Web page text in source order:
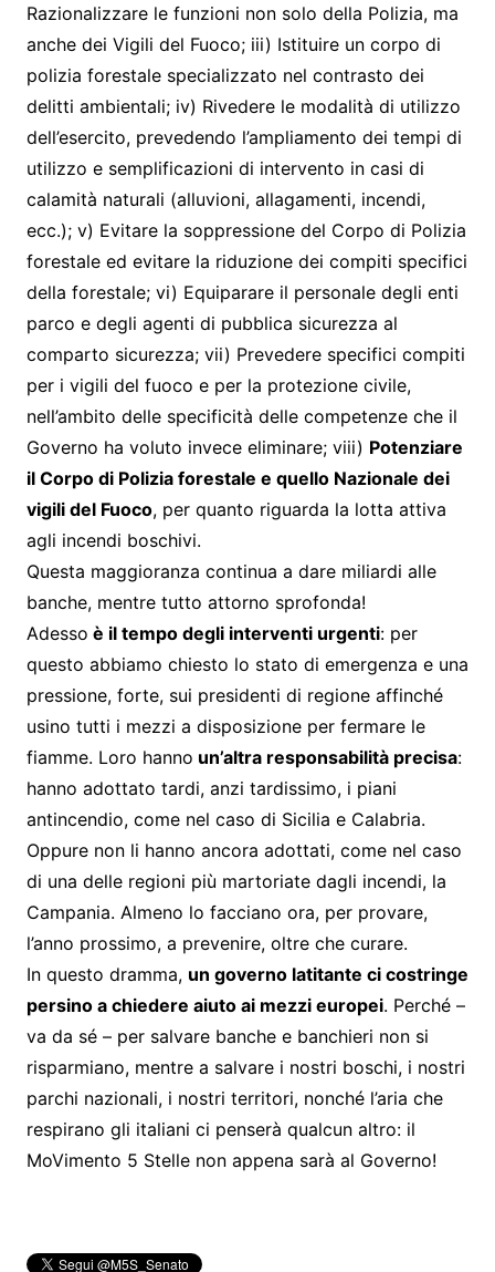
Razionalizzare le funzioni non solo della Polizia, ma
anche dei Vigili del Fuoco; iii) Istituire un corpo di
polizia forestale specializzato nel contrasto dei
delitti ambientali; iv) Rivedere le modalità di utilizzo
dell’esercito, prevedendo l’ampliamento dei tempi di
utilizzo e semplificazioni di intervento in casi di
calamità naturali (alluvioni, allagamenti, incendi,
ecc.); v) Evitare la soppressione del Corpo di Polizia
forestale ed evitare la riduzione dei compiti specifici
della forestale; vi) Equiparare il personale degli enti
parco e degli agenti di pubblica sicurezza al
comparto sicurezza; vii) Prevedere specifici compiti
per i vigili del fuoco e per la protezione civile,
nell’ambito delle specificità delle competenze che il
Governo ha voluto invece eliminare; viii) Potenziare
il Corpo di Polizia forestale e quello Nazionale dei
vigili del Fuoco, per quanto riguarda la lotta attiva
agli incendi boschivi.
Questa maggioranza continua a dare miliardi alle
banche, mentre tutto attorno sprofonda!
Adesso è il tempo degli interventi urgenti: per
questo abbiamo chiesto lo stato di emergenza e una
pressione, forte, sui presidenti di regione affinché
usino tutti i mezzi a disposizione per fermare le
fiamme. Loro hanno un’altra responsabilità precisa:
hanno adottato tardi, anzi tardissimo, i piani
antincendio, come nel caso di Sicilia e Calabria.
Oppure non li hanno ancora adottati, come nel caso
di una delle regioni più martoriate dagli incendi, la
Campania. Almeno lo facciano ora, per provare,
l’anno prossimo, a prevenire, oltre che curare.
In questo dramma, un governo latitante ci costringe
persino a chiedere aiuto ai mezzi europei. Perché –
va da sé – per salvare banche e banchieri non si
risparmiano, mentre a salvare i nostri boschi, i nostri
parchi nazionali, i nostri territori, nonché l’aria che
respirano gli italiani ci penserà qualcun altro: il
MoVimento 5 Stelle non appena sarà al Governo!